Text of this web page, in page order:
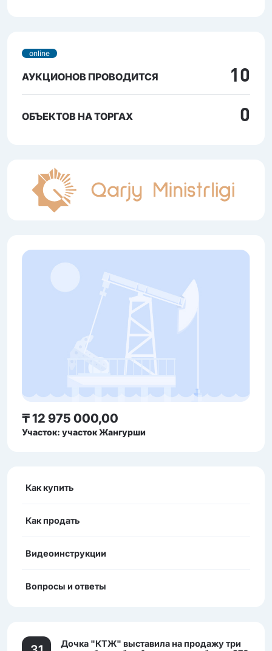
online
АУКЦИОНОВ ПРОВОДИТСЯ 10
ОБЪЕКТОВ НА ТОРГАХ 0
₸ 12 975 000,00
Участок: участок Жангурши
Как купить
Как продать
Видеоинструкции
Вопросы и ответы
Дочка "КТЖ" выставила на продажу три